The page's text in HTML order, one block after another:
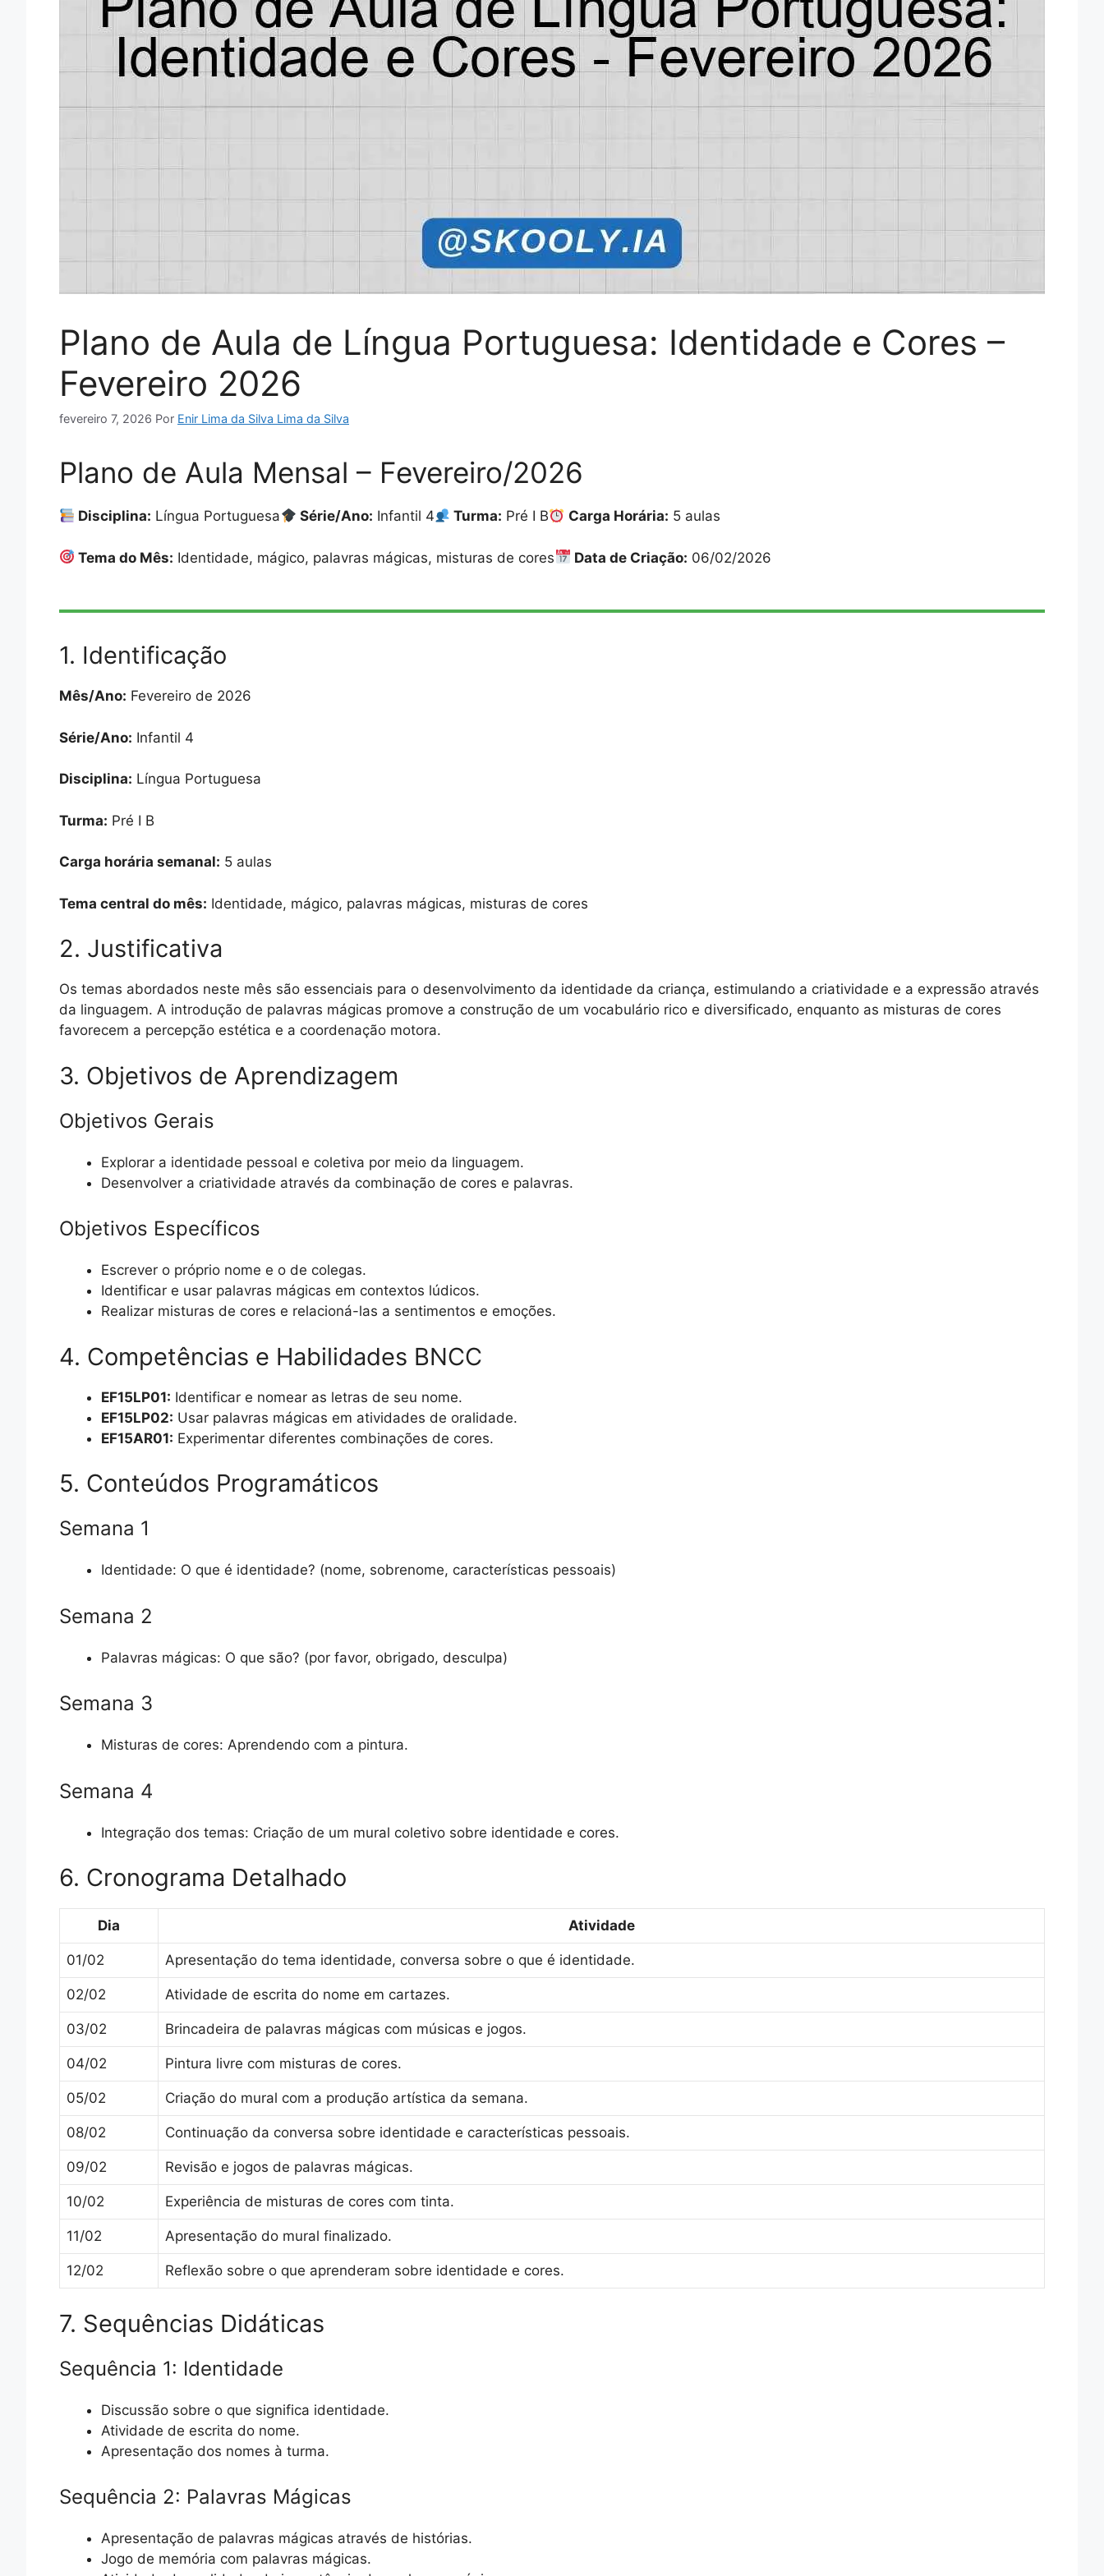
Plano de Aula de Língua Portuguesa: Identidade e Cores –
Fevereiro 2026
fevereiro 7, 2026 Por Enir Lima da Silva Lima da Silva
Plano de Aula Mensal – Fevereiro/2026
Disciplina: Língua Portuguesa Série/Ano: Infantil 4 Turma: Pré I B Carga Horária: 5 aulas
Tema do Mês: Identidade, mágico, palavras mágicas, misturas de cores Data de Criação: 06/02/2026
1. Identificação
Mês/Ano: Fevereiro de 2026
Série/Ano: Infantil 4
Disciplina: Língua Portuguesa
Turma: Pré I B
Carga horária semanal: 5 aulas
Tema central do mês: Identidade, mágico, palavras mágicas, misturas de cores
2. Justificativa
Os temas abordados neste mês são essenciais para o desenvolvimento da identidade da criança, estimulando a criatividade e a expressão através
da linguagem. A introdução de palavras mágicas promove a construção de um vocabulário rico e diversificado, enquanto as misturas de cores
favorecem a percepção estética e a coordenação motora.
3. Objetivos de Aprendizagem
Objetivos Gerais
Explorar a identidade pessoal e coletiva por meio da linguagem.
Desenvolver a criatividade através da combinação de cores e palavras.
Objetivos Específicos
Escrever o próprio nome e o de colegas.
Identificar e usar palavras mágicas em contextos lúdicos.
Realizar misturas de cores e relacioná-las a sentimentos e emoções.
4. Competências e Habilidades BNCC
EF15LP01: Identificar e nomear as letras de seu nome.
EF15LP02: Usar palavras mágicas em atividades de oralidade.
EF15AR01: Experimentar diferentes combinações de cores.
5. Conteúdos Programáticos
Semana 1
Identidade: O que é identidade? (nome, sobrenome, características pessoais)
Semana 2
Palavras mágicas: O que são? (por favor, obrigado, desculpa)
Semana 3
Misturas de cores: Aprendendo com a pintura.
Semana 4
Integração dos temas: Criação de um mural coletivo sobre identidade e cores.
6. Cronograma Detalhado
Dia Atividade
01/02 Apresentação do tema identidade, conversa sobre o que é identidade.
02/02 Atividade de escrita do nome em cartazes.
03/02 Brincadeira de palavras mágicas com músicas e jogos.
04/02 Pintura livre com misturas de cores.
05/02 Criação do mural com a produção artística da semana.
08/02 Continuação da conversa sobre identidade e características pessoais.
09/02 Revisão e jogos de palavras mágicas.
10/02 Experiência de misturas de cores com tinta.
11/02 Apresentação do mural finalizado.
12/02 Reflexão sobre o que aprenderam sobre identidade e cores.
7. Sequências Didáticas
Sequência 1: Identidade
Discussão sobre o que significa identidade.
Atividade de escrita do nome.
Apresentação dos nomes à turma.
Sequência 2: Palavras Mágicas
Apresentação de palavras mágicas através de histórias.
Jogo de memória com palavras mágicas.